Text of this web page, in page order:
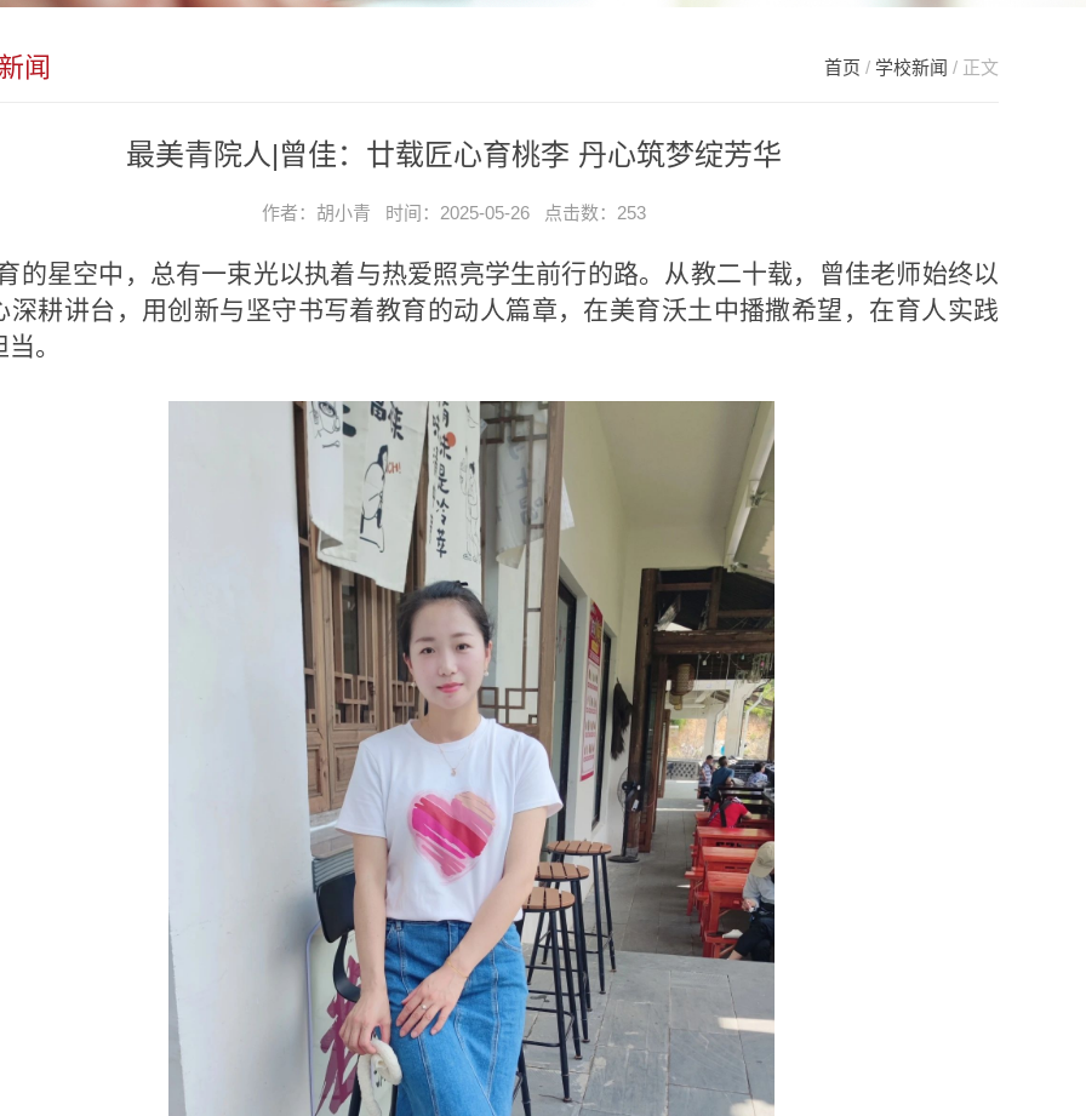
闻 首页 / 学校新闻 / 正文
最美青院人|曾佳：廿载匠心育桃李 丹心筑梦绽芳华
作者：胡小青 时间：2025-05-26 点击数： 253
的星空中，总有一束光以执着与热爱照亮学生前行的路。从教二十载，曾佳老师始终以
深耕讲台，用创新与坚守书写着教育的动人篇章，在美育沃土中播撒希望，在育人实践
。